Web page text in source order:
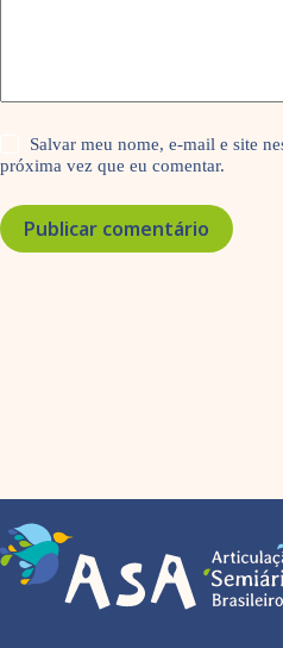
Salvar meu nome, e-mail e site
próxima vez que eu comentar.
Publicar comentário